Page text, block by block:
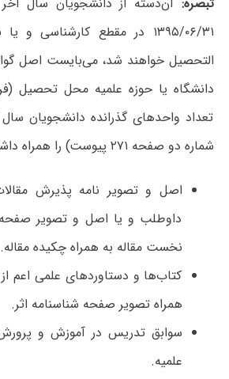
۱۳۹۵/۰۶/۳۱ در مقطع
التحصیل خواهند شد، می‌بایست اصل
دانشگاه یا حوزه علمیه محل تحصیل
تعداد واحدهای گذرانده دانشجویان
شماره دو صفحه ۲۷۱ پیوست) را همراه داشته و ارائه نمایند.
اصل و تصویر نامه پذیرش
داوطلب و یا اصل و تصویر
نخست مقاله به همراه چکیده مقاله.
کتاب‌ها و دستاوردهای علمی اعم
همراه تصویر صفحه شناسنامه اثر.
سوابق تدریس در آموزش و
علمیه.